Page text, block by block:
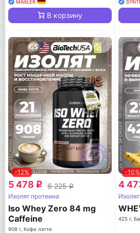
MAXLER
В корзину
-12%
5 478 q 6 225q
Изолят протеина
Iso Whey Zero 84 mg
Caffeine
908 г, Кофе латте
-10%
4
425 г,